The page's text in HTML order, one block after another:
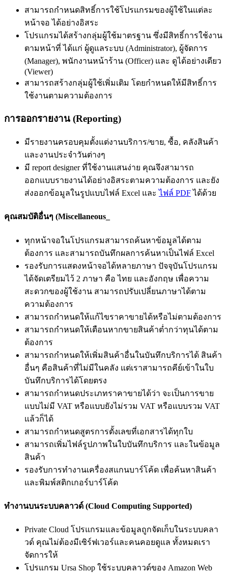
สามารถกำหนดสิทธิ์การใช้โปรแกรมของผู้ใช้ในแต่ละ
หน้าจอ ได้อย่างอิสระ
โปรแกรมได้สร้างกลุ่มผู้ใช้มาตรฐาน ซึ่งมีสิทธิ์การใช้งาน
ตามหน้าที่ ได้แก่ ผู้ดูแลระบบ (Administrator), ผู้จัดการ
(Manager), พนักงานหน้าร้าน (Officer) และ ดูได้อย่างเดียว
(Viewer)
สามารถสร้างกลุ่มผู้ใช้เพิ่มเติม โดยกำหนดให้มีสิทธิ์การ
ใช้งานตามความต้องการ
การออกรายงาน (Reporting)
มีรายงานครอบคุมตั้งแต่งานบริการ/ขาย, ซื้อ, คลังสินค้า
และงานประจำวันต่างๆ
มี report designer ที่ใช้งานแสนง่าย คุณจึงสามารถ
ออกแบบรายงานได้อย่างอิสระตามความต้องการ และยัง
ส่งออกข้อมูลในรูปแบบไฟล์ Excel และไฟล์ PDFได้ด้วย
คุณสมบัติอื่นๆ (Miscellaneous_
ทุกหน้าจอในโปรแกรมสามารถค้นหาข้อมูลได้ตาม
ต้องการ และสามารถบันทึกผลการค้นหาเป็นไฟล์ Excel
รองรับการแสดงหน้าจอได้หลายภาษา ปัจจุบันโปรแกรม
ได้จัดเตรียมไว้ 2 ภาษา คือ ไทย และอังกฤษ เพื่อความ
สะดวกของผู้ใช้งาน สามารถปรับเปลี่ยนภาษาได้ตาม
ความต้องการ
สามารถกำหนดให้แก้ไขราคาขายได้หรือไม่ตามต้องการ
สามารถกำหนดให้เตือนหากขายสินค้าต่ำกว่าทุนได้ตาม
ต้องการ
สามารถกำหนดให้เพิ่มสินค้าอื่นในบันทึกบริการได้ สินค้า
อื่นๆ คือสินค้าที่ไม่มีในคลัง แต่เราสามารถคีย์เข้าในใบ
บันทึกบริการได้โดยตรง
สามารถกำหนดประเภทราคาขายได้ว่า จะเป็นการขาย
แบบไม่มี VAT หรือแบบยังไม่รวม VAT หรือแบบรวม VAT
แล้วก็ได้
สามารถกำหนดสูตรการตั้งเลขที่เอกสารได้ทุกใบ
สามารถเพิ่มไฟล์รูปภาพในใบบันทึกบริการ และในข้อมูล
สินค้า
รองรับการทำงานเครื่องสแกนบาร์โค้ด เพื่อค้นหาสินค้า
และพิมพ์สติกเกอร์บาร์โค้ด
ทำงานบนระบบคลาวด์ (Cloud Computing Supported)
Private Cloud โปรแกรมและข้อมูลถูกจัดเก็บในระบบคลา
วด์ คุณไม่ต้องมีเซิร์ฟเวอร์และคนคอยดูแล ทั้งหมดเรา
จัดการให้
โปรแกรม Ursa Shop ใช้ระบบคลาวด์ของ Amazon Web